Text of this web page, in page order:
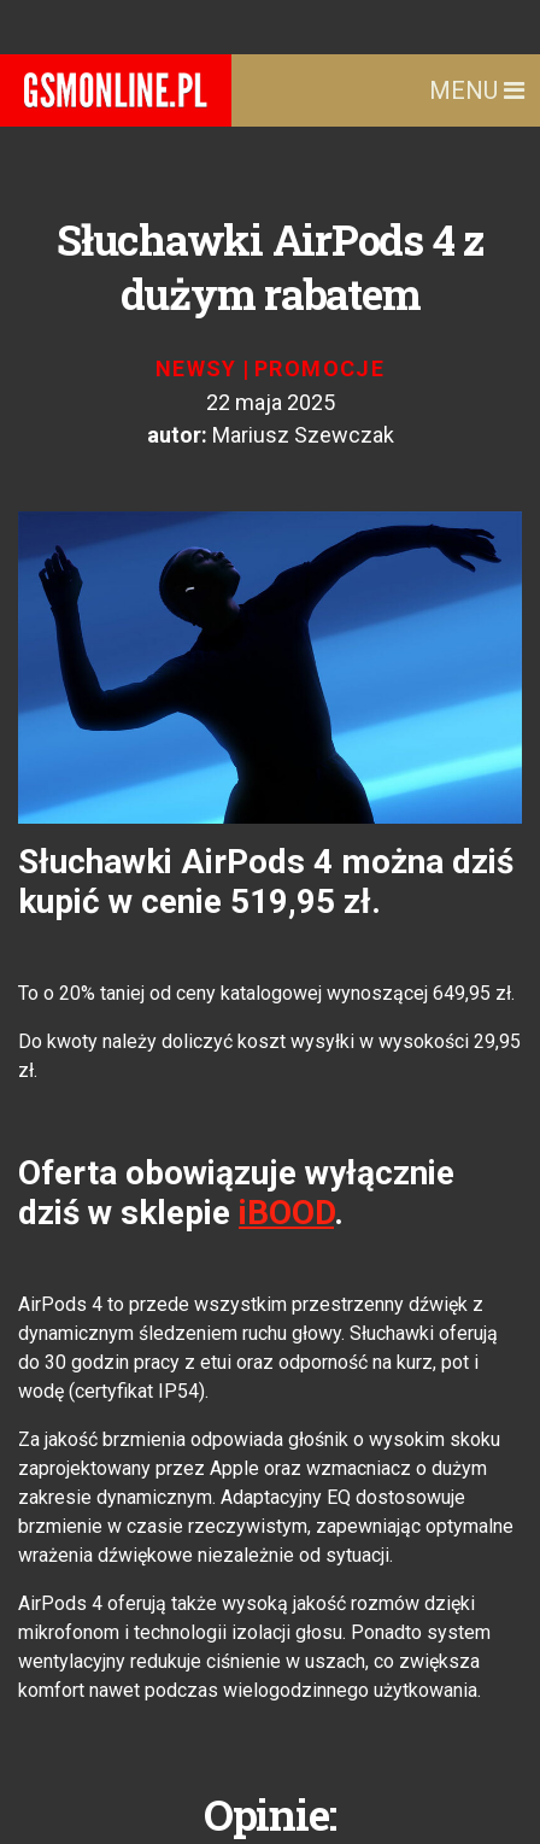
MENU
Słuchawki AirPods 4 z
dużym rabatem
NEWSY | PROMOCJE
22 maja 2025
autor: Mariusz Szewczak
Słuchawki AirPods 4 można dziś
kupić w cenie 519,95 zł.
To o 20% taniej od ceny katalogowej wynoszącej 649,95 zł.
Do kwoty należy doliczyć koszt wysyłki w wysokości 29,95
zł.
Oferta obowiązuje wyłącznie
dziś w sklepie iBOOD.
AirPods 4 to przede wszystkim przestrzenny dźwięk z
dynamicznym śledzeniem ruchu głowy. Słuchawki oferują
do 30 godzin pracy z etui oraz odporność na kurz, pot i
wodę (certyfikat IP54).
Za jakość brzmienia odpowiada głośnik o wysokim skoku
zaprojektowany przez Apple oraz wzmacniacz o dużym
zakresie dynamicznym. Adaptacyjny EQ dostosowuje
brzmienie w czasie rzeczywistym, zapewniając optymalne
wrażenia dźwiękowe niezależnie od sytuacji.
AirPods 4 oferują także wysoką jakość rozmów dzięki
mikrofonom i technologii izolacji głosu. Ponadto system
wentylacyjny redukuje ciśnienie w uszach, co zwiększa
komfort nawet podczas wielogodzinnego użytkowania.
Opinie: